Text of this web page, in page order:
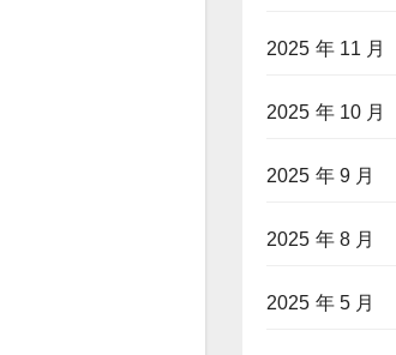
2025 年 11 月
2025 年 10 月
2025 年 9 月
2025 年 8 月
2025 年 5 月